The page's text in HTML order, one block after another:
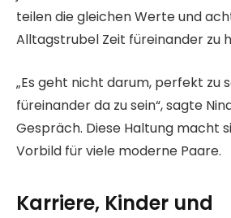
teilen die gleichen Werte und
Alltagstrubel Zeit füreinander zu
„Es geht nicht darum, perfekt zu
füreinander da zu sein“, sagte
Gespräch. Diese Haltung macht
Vorbild für viele moderne Paare.
Karriere, Kinder und